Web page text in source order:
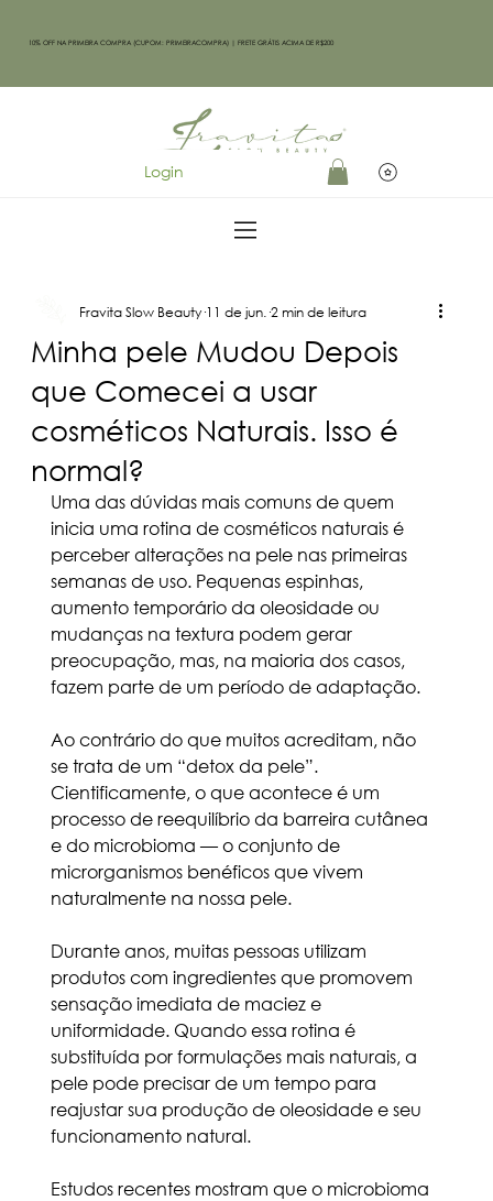
Login
10% OFF NA PRIMEIRA COMPRA (CUPOM: PRIMEIRACOMPRA) | FRETE GRÁTIS ACIMA DE R$200
Minha pele Mudou Depois
que Comecei a usar
cosméticos Naturais. Isso é
normal?
Fravita Slow Beauty 11 de jun. 2 min de leitura
Uma das dúvidas mais comuns de quem
inicia uma rotina de cosméticos naturais é
perceber alterações na pele nas primeiras
semanas de uso. Pequenas espinhas,
aumento temporário da oleosidade ou
mudanças na textura podem gerar
preocupação, mas, na maioria dos casos,
fazem parte de um período de adaptação.
Ao contrário do que muitos acreditam, não
se trata de um “detox da pele”.
Cientificamente, o que acontece é um
processo de reequilíbrio da barreira cutânea
e do microbioma — o conjunto de
microrganismos benéficos que vivem
naturalmente na nossa pele.
Durante anos, muitas pessoas utilizam
produtos com ingredientes que promovem
sensação imediata de maciez e
uniformidade. Quando essa rotina é
substituída por formulações mais naturais, a
pele pode precisar de um tempo para
reajustar sua produção de oleosidade e seu
funcionamento natural.
Estudos recentes mostram que o microbioma